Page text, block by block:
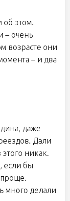
этом.
– очень
возрасте они
– и два
даже
Дали
никак.
если бы
много делали